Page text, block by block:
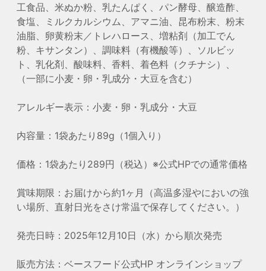
工食品、米ぬか粉、乳たんぱく、パン酵母、醸造酢、
食塩、ミルクカルシウム、アマニ油、昆布粉末、粉末
油脂、卵黄粉末／トレハロース、増粘剤（加工でん
粉、キサンタン）、調味料（有機酸等）、ソルビッ
ト、乳化剤、酸味料、香料、着色料（クチナシ）、
（一部に小麦・卵・乳成分・大豆を含む）
アレルギー表示：小麦・卵・乳成分・大豆
内容量：1袋あたり89g（1個入り）
価格：1袋あたり289円（税込）※公式HPでの通常価格
賞味期限：お届けから約1ヶ月（高温多湿やにおいの強
い場所、直射日光をさけ常温で保存してください。）
発売日時：2025年12月10日（水）から順次発売
販売方法：ベースフード公式HP オンラインショップ